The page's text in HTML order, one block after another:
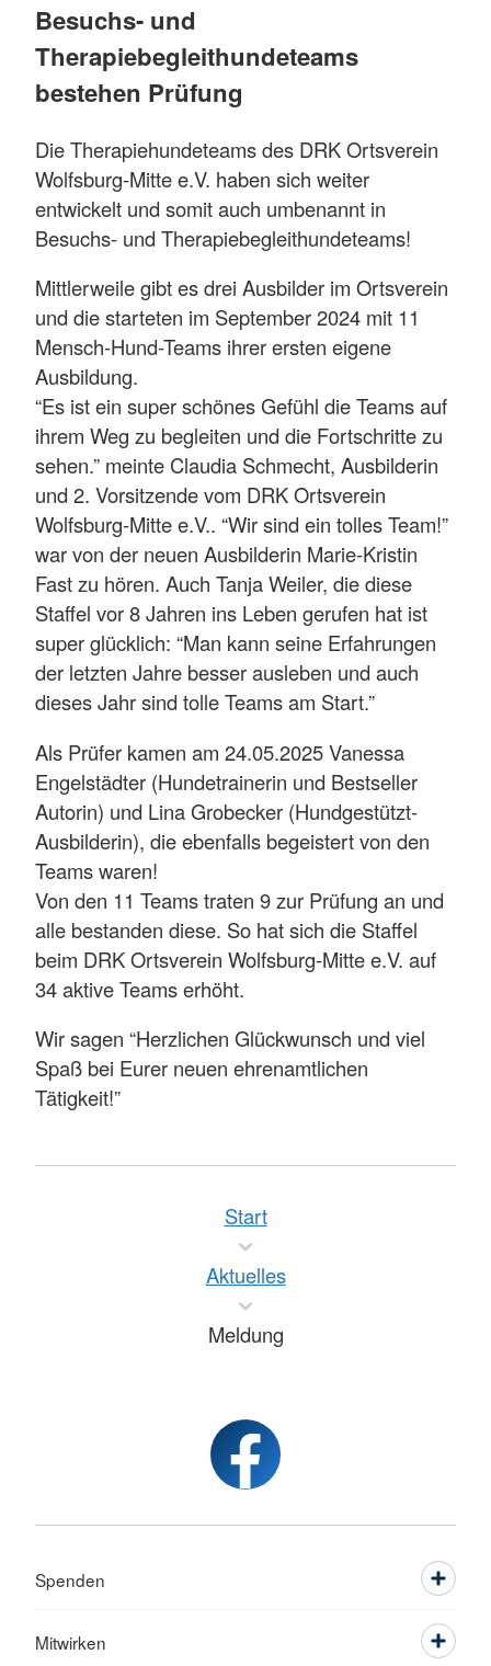
Besuchs- und
Therapiebegleithundeteams
bestehen Prüfung
Die Therapiehundeteams des DRK Ortsverein
Wolfsburg-Mitte e.V. haben sich weiter
entwickelt und somit auch umbenannt in
Besuchs- und Therapiebegleithundeteams!
Mittlerweile gibt es drei Ausbilder im Ortsverein
und die starteten im September 2024 mit 11
Mensch-Hund-Teams ihrer ersten eigene
Ausbildung.
“Es ist ein super schönes Gefühl die Teams auf
ihrem Weg zu begleiten und die Fortschritte zu
sehen.” meinte Claudia Schmecht, Ausbilderin
und 2. Vorsitzende vom DRK Ortsverein
Wolfsburg-Mitte e.V.. “Wir sind ein tolles Team!”
war von der neuen Ausbilderin Marie-Kristin
Fast zu hören. Auch Tanja Weiler, die diese
Staffel vor 8 Jahren ins Leben gerufen hat ist
super glücklich: “Man kann seine Erfahrungen
der letzten Jahre besser ausleben und auch
dieses Jahr sind tolle Teams am Start.”
Als Prüfer kamen am 24.05.2025 Vanessa
Engelstädter (Hundetrainerin und Bestseller
Autorin) und Lina Grobecker (Hundgestützt-
Ausbilderin), die ebenfalls begeistert von den
Teams waren!
Von den 11 Teams traten 9 zur Prüfung an und
alle bestanden diese. So hat sich die Staffel
beim DRK Ortsverein Wolfsburg-Mitte e.V. auf
34 aktive Teams erhöht.
Wir sagen “Herzlichen Glückwunsch und viel
Spaß bei Eurer neuen ehrenamtlichen
Tätigkeit!”
Start
Aktuelles
Meldung
Spenden
Mitwirken